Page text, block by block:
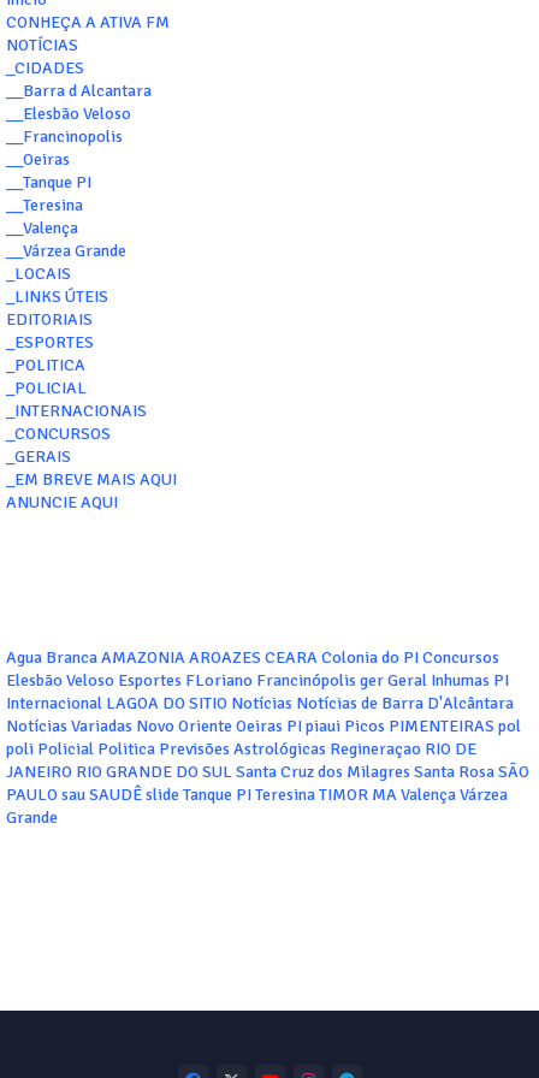
CONHEÇA A ATIVA FM
NOTÍCIAS
_CIDADES
__Barra d Alcantara
__Elesbão Veloso
__Francinopolis
__Oeiras
__Tanque PI
__Teresina
__Valença
__Várzea Grande
_LOCAIS
_LINKS ÚTEIS
EDITORIAIS
_ESPORTES
_POLITICA
_POLICIAL
_INTERNACIONAIS
_CONCURSOS
_GERAIS
_EM BREVE MAIS AQUI
ANUNCIE AQUI
Agua BrancaAMAZONIAAROAZES CEARAColonia do PIConcursos
Elesbão Veloso Esportes FLoriano Francinópolis gerGeral Inhumas PI
Internacional LAGOA DO SITIO Notícias Notícias de Barra D'Alcântara
Notícias Variadas Novo Oriente Oeiras PIpiaui Picos PIMENTEIRAS pol
poli Policial Politica Previsões Astrológicas Regineraçao RIO DE
JANEIRO RIO GRANDE DO SUL Santa Cruz dos Milagres Santa RosaSÃO
PAULOsauSAUDÊslide Tanque PITeresinaTIMOR MAValençaVárzea
Grande